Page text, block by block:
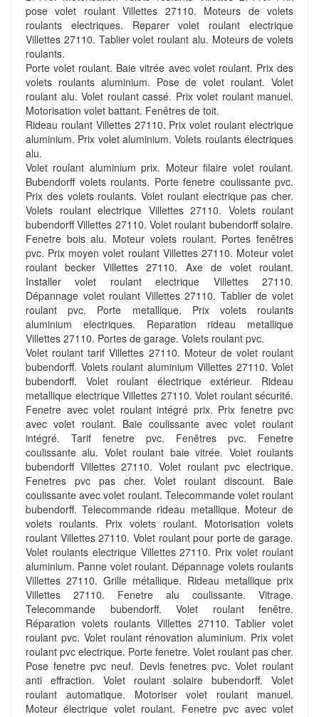
pose volet roulant Villettes 27110. Moteurs de volets
roulants electriques. Reparer volet roulant electrique
Villettes 27110. Tablier volet roulant alu. Moteurs de volets
roulants.
Porte volet roulant. Baie vitrée avec volet roulant. Prix des
volets roulants aluminium. Pose de volet roulant. Volet
roulant alu. Volet roulant cassé. Prix volet roulant manuel.
Motorisation volet battant. Fenêtres de toit.
Rideau roulant Villettes 27110. Prix volet roulant electrique
aluminium. Prix volet aluminium. Volets roulants électriques
alu.
Volet roulant aluminium prix. Moteur filaire volet roulant.
Bubendorff volets roulants. Porte fenetre coulissante pvc.
Prix des volets roulants. Volet roulant electrique pas cher.
Volets roulant electrique Villettes 27110. Volets roulant
bubendorff Villettes 27110. Volet roulant bubendorff solaire.
Fenetre bois alu. Moteur volets roulant. Portes fenêtres
pvc. Prix moyen volet roulant Villettes 27110. Moteur volet
roulant becker Villettes 27110. Axe de volet roulant.
Installer volet roulant electrique Villettes 27110.
Dépannage volet roulant Villettes 27110. Tablier de volet
roulant pvc. Porte metallique. Prix volets roulants
aluminium electriques. Reparation rideau metallique
Villettes 27110. Portes de garage. Volets roulant pvc.
Volet roulant tarif Villettes 27110. Moteur de volet roulant
bubendorff. Volets roulant aluminium Villettes 27110. Volet
bubendorff. Volet roulant électrique extérieur. Rideau
metallique electrique Villettes 27110. Volet roulant sécurité.
Fenetre avec volet roulant intégré prix. Prix fenetre pvc
avec volet roulant. Baie coulissante avec volet roulant
intégré. Tarif fenetre pvc. Fenêtres pvc. Fenetre
coulissante alu. Volet roulant baie vitrée. Volet roulants
bubendorff Villettes 27110. Volet roulant pvc electrique.
Fenetres pvc pas cher. Volet roulant discount. Baie
coulissante avec volet roulant. Telecommande volet roulant
bubendorff. Telecommande rideau metallique. Moteur de
volets roulants. Prix volets roulant. Motorisation volets
roulant Villettes 27110. Volet roulant pour porte de garage.
Volet roulants electrique Villettes 27110. Prix volet roulant
aluminium. Panne volet roulant. Dépannage volets roulants
Villettes 27110. Grille métallique. Rideau metallique prix
Villettes 27110. Fenetre alu coulissante. Vitrage.
Telecommande bubendorff. Volet roulant fenêtre.
Réparation volets roulants Villettes 27110. Tablier volet
roulant pvc. Volet roulant rénovation aluminium. Prix volet
roulant pvc electrique. Porte fenetre. Volet roulant pas cher.
Pose fenetre pvc neuf. Devis fenetres pvc. Volet roulant
anti effraction. Volet roulant solaire bubendorff. Volet
roulant automatique. Motoriser volet roulant manuel.
Moteur électrique volet roulant. Fenetre pvc avec volet